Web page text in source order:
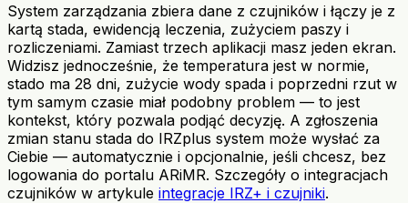
System zarządzania zbiera dane z czujników i łączy je z
kartą stada, ewidencją leczenia, zużyciem paszy i
rozliczeniami. Zamiast trzech aplikacji masz jeden ekran.
Widzisz jednocześnie, że temperatura jest w normie,
stado ma 28 dni, zużycie wody spada i poprzedni rzut w
tym samym czasie miał podobny problem — to jest
kontekst, który pozwala podjąć decyzję. A zgłoszenia
zmian stanu stada do IRZplus system może wysłać za
Ciebie — automatycznie i opcjonalnie, jeśli chcesz, bez
logowania do portalu ARiMR. Szczegóły o integracjach
czujników w artykule integracje IRZ+ i czujniki.